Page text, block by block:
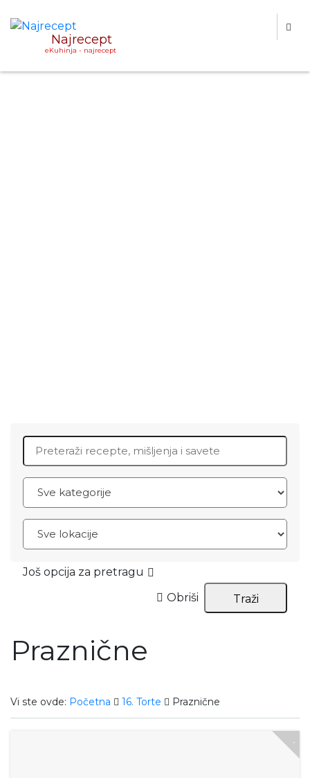
Najrecept
eKuhinja - najrecept
Search for:
Još opcija za pretragu
Obriši
Traži
Praznične
Vi ste ovde: Početna 16. Torte Praznične